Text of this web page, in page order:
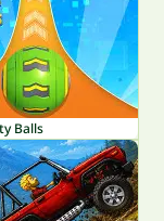
Balls